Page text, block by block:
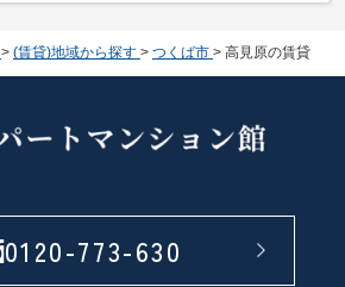
> (賃貸)地域から探す > つくば市 > 高見原の賃貸
0120-773-630